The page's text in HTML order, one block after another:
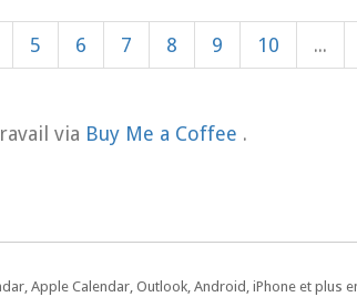
5 6 7 8 9 10 ...
via Buy Me a Coffee .
Apple Calendar, Outlook, Android, iPhone et plus